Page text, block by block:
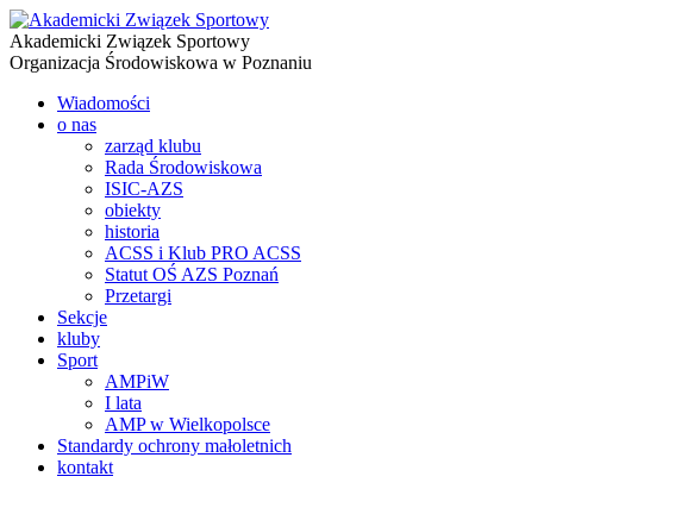
Akademicki Związek Sportowy
Organizacja Środowiskowa w Poznaniu
Wiadomości
o nas
zarząd klubu
Rada Środowiskowa
ISIC-AZS
obiekty
historia
ACSS i Klub PRO ACSS
Statut OŚ AZS Poznań
Przetargi
Sekcje
kluby
Sport
AMPiW
I lata
AMP w Wielkopolsce
Standardy ochrony małoletnich
kontakt